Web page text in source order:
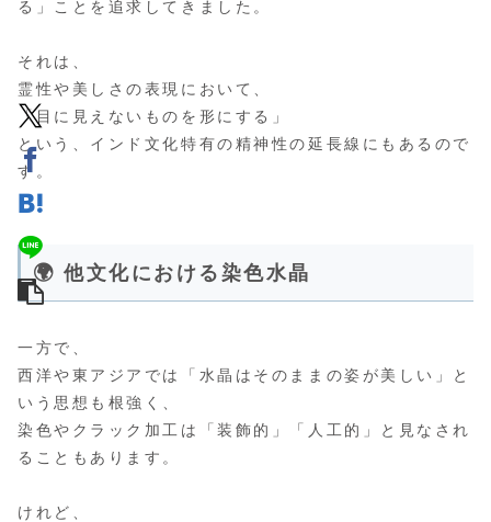
る」ことを追求してきました。
それは、
霊性や美しさの表現において、
「目に見えないものを形にする」
という、インド文化特有の精神性の延長線にもあるので
す。
🌍 他文化における染色水晶
一方で、
西洋や東アジアでは「水晶はそのままの姿が美しい」と
いう思想も根強く、
染色やクラック加工は「装飾的」「人工的」と見なされ
ることもあります。
けれど、